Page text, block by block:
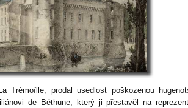
Trémoïlle, prodal usedlost poškozenou
de Béthune, který ji přestavěl na